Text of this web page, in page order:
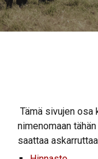
Tämä sivujen osa
nimenomaan
saattaa